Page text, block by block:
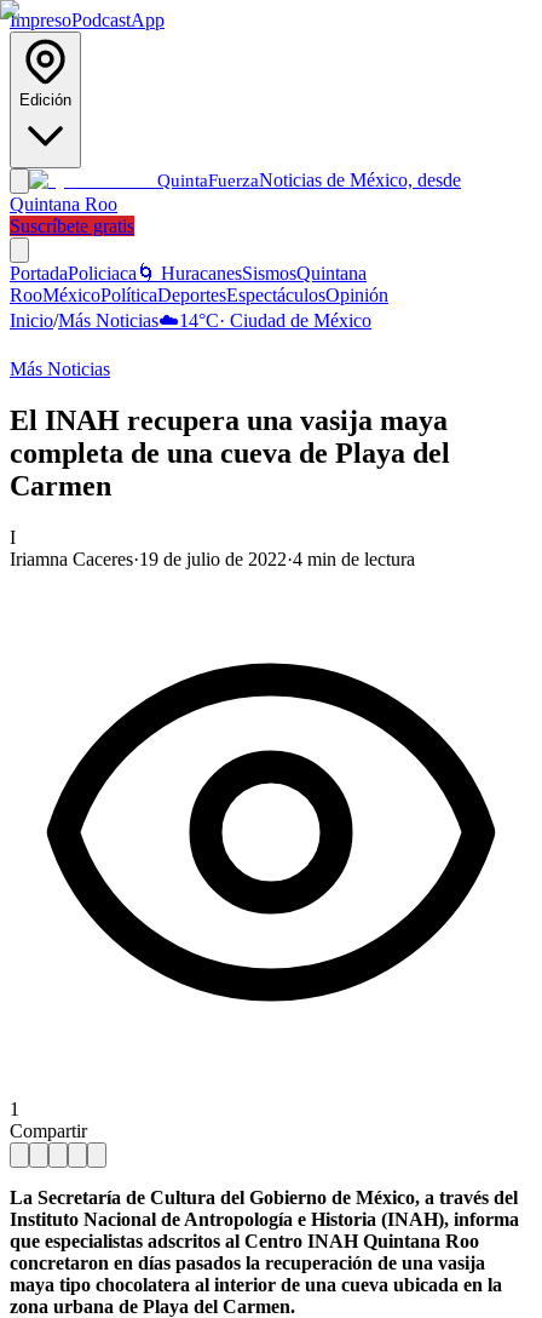
ImpresoPodcastApp
Edición
QuintaFuerzaNoticias de México, desde
Quintana Roo
Suscríbete gratis
PortadaPoliciaca 🌀 HuracanesSismosQuintana
RooMéxicoPolíticaDeportesEspectáculosOpinión
Inicio/Más Noticias☁️14°C· Ciudad de México
Más Noticias
El INAH recupera una vasija maya
completa de una cueva de Playa del
Carmen
I
Iriamna Caceres·19 de julio de 2022·4 min de lectura
1
Compartir
La Secretaría de Cultura del Gobierno de México, a través del
Instituto Nacional de Antropología e Historia (INAH), informa
que especialistas adscritos al Centro INAH Quintana Roo
concretaron en días pasados la recuperación de una vasija
maya tipo chocolatera al interior de una cueva ubicada en la
zona urbana de Playa del Carmen.